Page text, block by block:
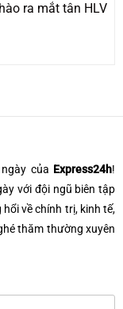
ra mắt tân HLV
của Express24h!
với đội ngũ biên tập
về chính trị, kinh tế,
thăm thường xuyên